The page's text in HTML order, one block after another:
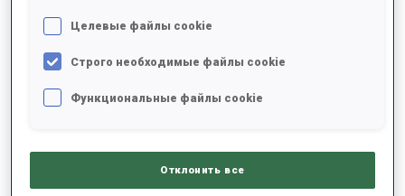
СТРЕЛЬБА СТОЯ
ДАННЫХ НЕТ
Целевые файлы cookie
Строго необходимые файлы cookie
Функциональные файлы cookie
Отклонить все